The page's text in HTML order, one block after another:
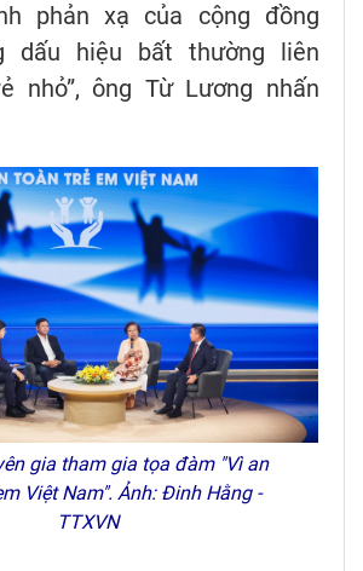
phản xạ của cộng đồng
dấu hiệu bất thường liên
nhỏ”, ông Từ Lương nhấn
gia tham gia tọa đàm "Vì an
Việt Nam". Ảnh: Đinh Hằng -
TTXVN